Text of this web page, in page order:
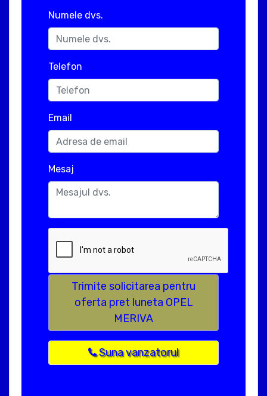
Numele dvs.
Telefon
Email
Mesaj
Trimite solicitarea pentru
oferta pret luneta OPEL
MERIVA
Suna vanzatorul